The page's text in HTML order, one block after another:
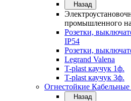
Назад
промышленного
Розетки,
IP54
Розетки,
Legrand Valena
T-plast каучук 1ф.
T-plast каучук 3ф.
Огнестойкие
Назад